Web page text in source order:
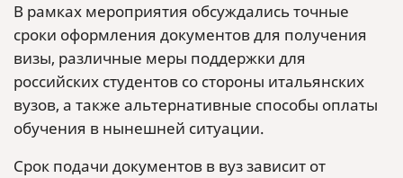
В рамках мероприятия обсуждались точные
сроки оформления документов для получения
визы, различные меры поддержки для
российских студентов со стороны итальянских
вузов, а также альтернативные способы оплаты
обучения в нынешней ситуации.
Срок подачи документов в вуз зависит от